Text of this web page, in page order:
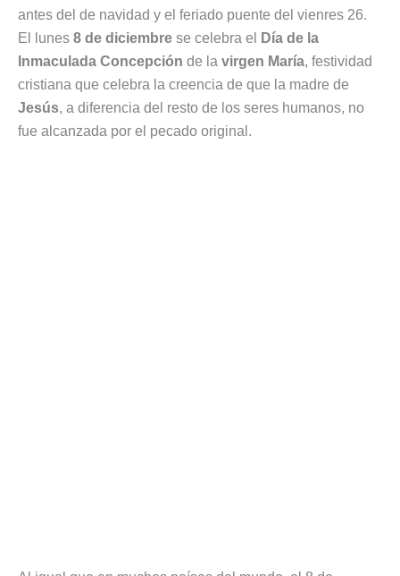
antes del de navidad y el feriado puente del vienres 26.
El lunes 8 de diciembre se celebra el
Día de la
Inmaculada Concepción de la virgen María, festividad
cristiana que celebra la creencia de que la madre de
Jesús, a diferencia del resto de los seres humanos, no
fue alcanzada por el pecado original.